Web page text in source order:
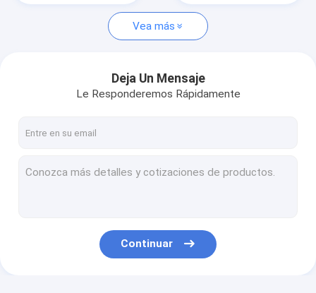
Vea más
Deja Un Mensaje
Le Responderemos Rápidamente
Continuar